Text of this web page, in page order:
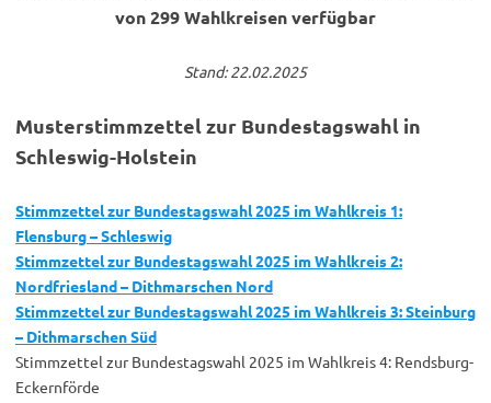
von 299 Wahlkreisen verfügbar
Stand: 22.02.2025
Musterstimmzettel zur Bundestagswahl in
Schleswig-Holstein
Stimmzettel zur Bundestagswahl 2025 im Wahlkreis 1:
Flensburg – Schleswig
Stimmzettel zur Bundestagswahl 2025 im Wahlkreis 2:
Nordfriesland – Dithmarschen Nord
Stimmzettel zur Bundestagswahl 2025 im Wahlkreis 3: Steinburg
– Dithmarschen Süd
Stimmzettel zur Bundestagswahl 2025 im Wahlkreis 4: Rendsburg-
Eckernförde